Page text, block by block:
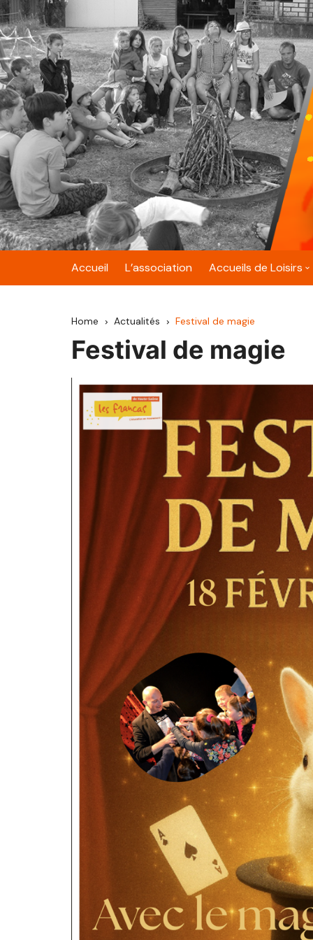
Skip
to
content
Accueil L’association Accueils de Loisirs
Haute Comté
Hauts du Val de
Pays d’Héricourt
Mille Étangs
Pays de Lure
Pays de Luxeuil
Pays de Villersexel
Rahin et
Home Actualités Festival de magie
Festival de magie